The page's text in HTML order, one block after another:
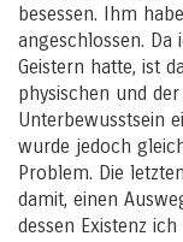
besessen. Ihm
angeschlossen.
Geistern hatte, ist
physischen und
Unterbewusstsein
wurde jedoch
Problem. Die
damit, einen
dessen Existenz